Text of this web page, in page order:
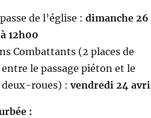
de l’église : dimanche 26
12h00
Combattants (2 places de
le passage piéton et le
roues) : vendredi 24
: